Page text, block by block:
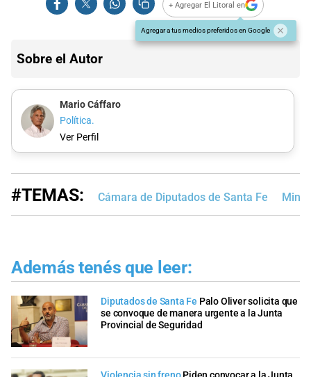
+ Agregar El Litoral en
Agregar a tus medios preferidos en Google
Sobre el Autor
Mario Cáffaro
Política.
Ver Perfil
#TEMAS: Cámara de Diputados de Santa Fe
Además tenés que leer:
Diputados de Santa Fe Palo Oliver solicita que
se convoque de manera urgente a la Junta
Provincial de Seguridad